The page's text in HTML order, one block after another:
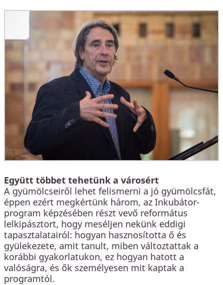
Együtt többet tehetünk a városért
A gyümölcseiről lehet felismerni a jó gyümölcsfát,
éppen ezért megkértünk három, az Inkubátor-
program képzésében részt vevő református
lelkipásztort, hogy meséljen nekünk eddigi
tapasztalatairól: hogyan hasznosította ő és
gyülekezete, amit tanult, miben változtattak a
korábbi gyakorlatukon, ez hogyan hatott a
valóságra, és ők személyesen mit kaptak a
programtól.